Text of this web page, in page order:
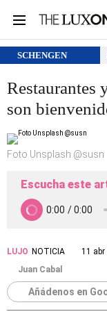
SCHENGEN
Restaurantes
son
Foto Unsplash @susn
Escucha este
LUJO NOTICIA
11 abr
Juan Cabal
Añádenos en